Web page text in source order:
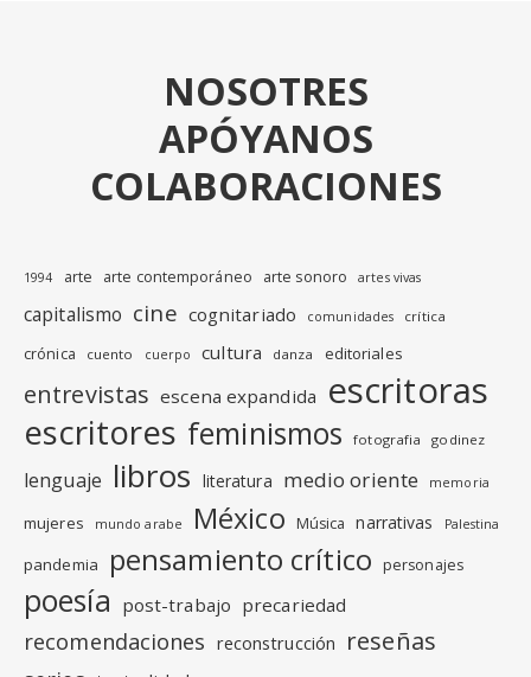
NOSOTRES
APÓYANOS
COLABORACIONES
1994 arte arte contemporáneo arte sonoro artes vivas
capitalismo cine cognitariado comunidades crítica
crónica cuento cuerpo cultura danza editoriales
entrevistas escena expandida escritoras
escritores feminismos fotografia godinez
lenguaje libros literatura medio oriente memoria
mujeres mundo arabe México Música narrativas Palestina
pandemia pensamiento crítico personajes
poesía post-trabajo precariedad
recomendaciones reconstrucción reseñas